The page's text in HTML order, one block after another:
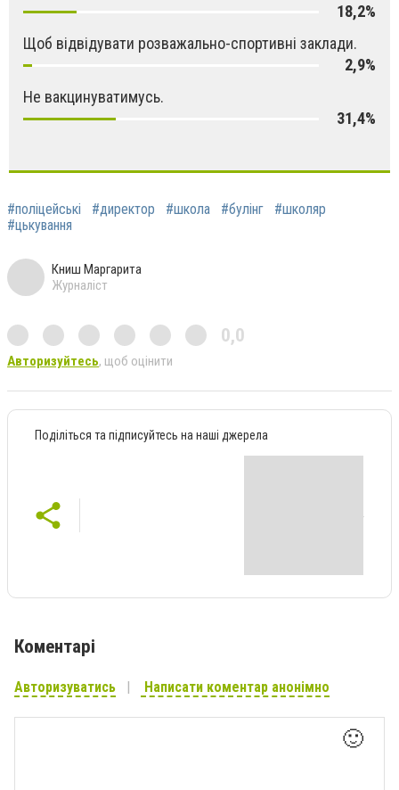
18,2%
Щоб відвідувати розважально-спортивні заклади.
2,9%
Не вакцинуватимусь.
31,4%
#поліцейські #директор #школа #булінг
#школяр
#цькування
Книш Маргарита
Журналіст
0,0
Авторизуйтесь, щоб оцінити
Поділіться та підписуйтесь на наші джерела
Коментарі
Авторизуватись Написати коментар анонімно
🙂